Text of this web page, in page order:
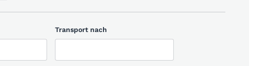
Transport nach